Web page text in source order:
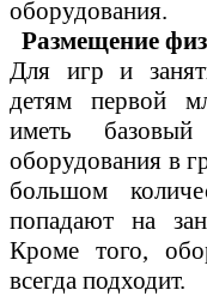
оборудования.
Размещение
Для игр и
детям первой
иметь базовый
оборудования в
большом
попадают на
Кроме того,
всегда подходит.